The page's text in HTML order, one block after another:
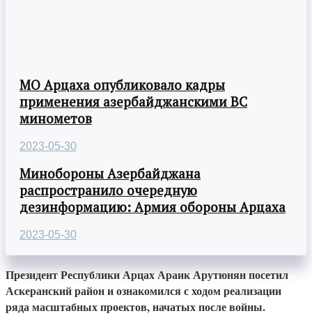
МО Арцаха опубликовало кадры
применения азербайджанскими ВС
минометов
2023-05-30
Минобороны Азербайджана
распространило очередную
дезинформацию: Армия обороны Арцаха
2023-05-30
Президент Республики Арцах Араик Арутюнян посетил
Аскеранский район и ознакомился с ходом реализации
ряда масштабных проектов, начатых после войны.